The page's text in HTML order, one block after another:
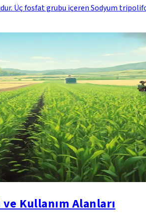
Üç fosfat grubu içeren Sodyum
Kullanım Alanları